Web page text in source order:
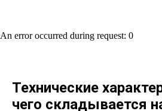
An error occurred during request: 0
Технические
чего складывается